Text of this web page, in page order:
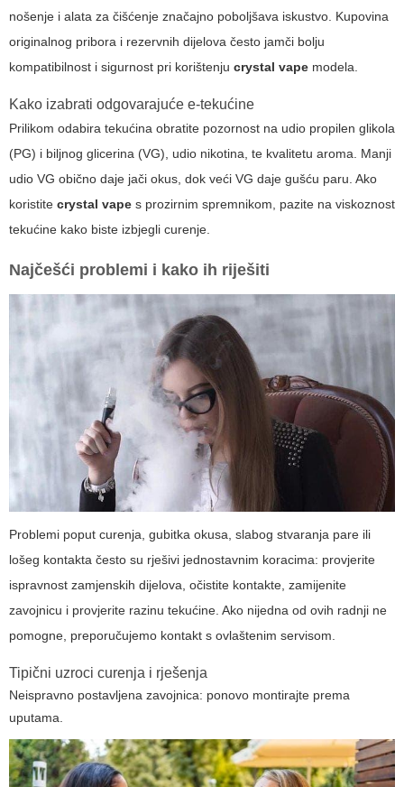
nošenje i alata za čišćenje značajno poboljšava iskustvo. Kupovina
originalnog pribora i rezervnih dijelova često jamči bolju
kompatibilnost i sigurnost pri korištenju crystal vape modela.
Kako izabrati odgovarajuće e-tekućine
Prilikom odabira tekućina obratite pozornost na udio propilen glikola
(PG) i biljnog glicerina (VG), udio nikotina, te kvalitetu aroma. Manji
udio VG obično daje jači okus, dok veći VG daje gušću paru. Ako
koristite crystal vape s prozirnim spremnikom, pazite na viskoznost
tekućine kako biste izbjegli curenje.
Najčešći problemi i kako ih riješiti
Problemi poput curenja, gubitka okusa, slabog stvaranja pare ili
lošeg kontakta često su rješivi jednostavnim koracima: provjerite
ispravnost zamjenskih dijelova, očistite kontakte, zamijenite
zavojnicu i provjerite razinu tekućine. Ako nijedna od ovih radnji ne
pomogne, preporučujemo kontakt s ovlaštenim servisom.
Tipični uzroci curenja i rješenja
Neispravno postavljena zavojnica: ponovo montirajte prema
uputama.